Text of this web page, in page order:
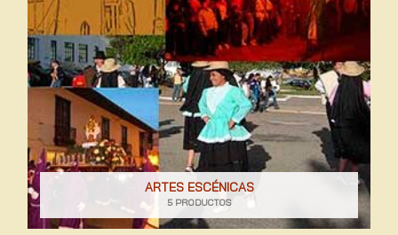
ARTES ESCÉNICAS
5 PRODUCTOS